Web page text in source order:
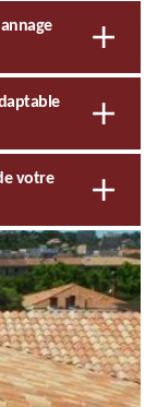
votre